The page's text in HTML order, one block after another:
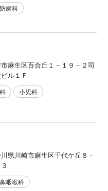
歯科
市麻生区百合丘１－１９－２司
ル１Ｆ
小児科
県川崎市麻生区千代ケ丘８－
咽喉科